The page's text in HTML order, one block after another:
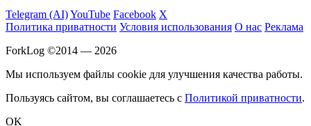
Telegram (AI)YouTube Facebook X
Политика приватности Условия использования О нас Реклама
ForkLog ©2014 — 2026
Мы используем файлы cookie для улучшения качества работы.
Пользуясь сайтом, вы соглашаетесь с Политикой приватности.
OK